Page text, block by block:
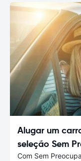
Alugar um
seleção Sem
Com Sem